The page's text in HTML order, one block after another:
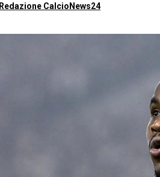
Redazione CalcioNews24